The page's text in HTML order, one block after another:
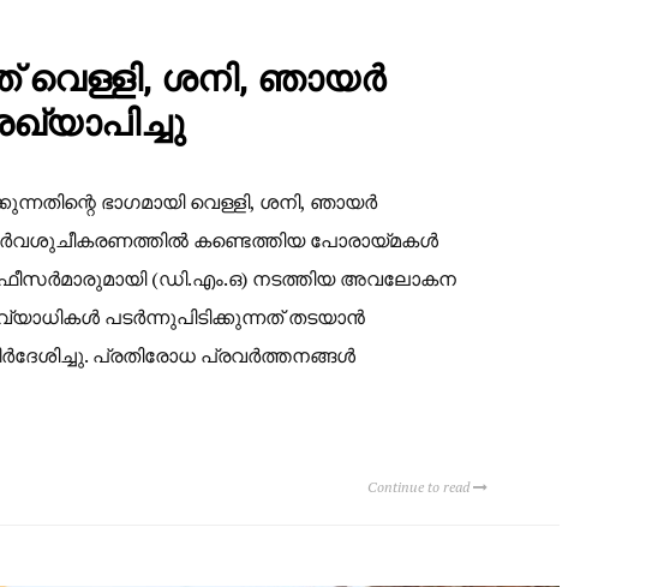
വെള്ളി, ശനി, ഞായർ
ഭാഗമായി വെള്ളി, ശനി, ഞായർ
പൂർവശുചീകരണത്തിൽ കണ്ടെത്തിയ പോരായ്മകൾ
(ഡി.എം.ഒ) നടത്തിയ അവലോകന
പടർന്നുപിടിക്കുന്നത് തടയാൻ
പ്രതിരോധ പ്രവർത്തനങ്ങൾ
Continue to read